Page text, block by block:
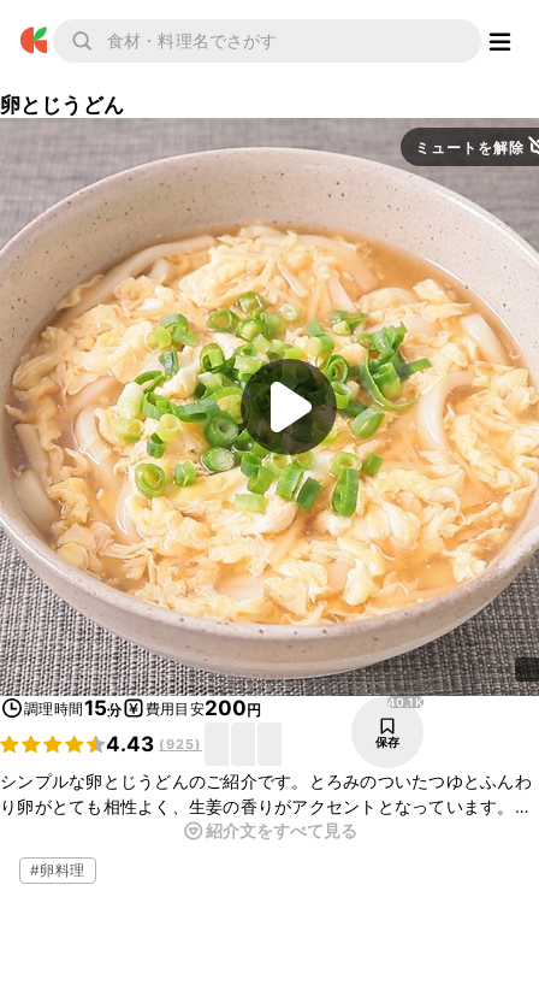
卵とじうどん
ミュートを解除
調理時間15分 費用目安200円
4.43 (925)
40.1K
保存
シンプルな卵とじうどんのご紹介です。とろみのついたつゆとふんわ
り卵がとても相性よく、生姜の香りがアクセントとなっています。さ
さっとお作りいただけますので、お昼ごはんや夜食にもおすすめで
す。ぜひ試してみてくださいね。
紹介文をすべて見る
#卵料理